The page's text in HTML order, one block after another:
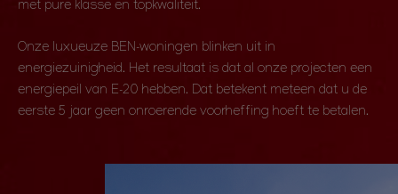
met pure klasse en topkwaliteit.
Onze luxueuze BEN-woningen blinken uit in
energiezuinigheid. Het resultaat is dat al onze projecten een
energiepeil van E-20 hebben. Dat betekent meteen dat u de
eerste 5 jaar geen onroerende voorheffing hoeft te betalen.